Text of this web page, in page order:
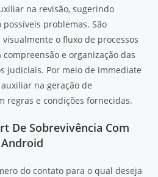
na revisão, sugerindo
problemas. São
o fluxo de processos
e organização das
judiciais. Por meio de immediate
na geração de
regras e condições fornecidas.
De Sobrevivência Com
do contato para o qual deseja